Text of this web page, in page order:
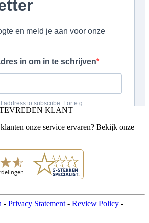
KLANT
onze service ervaren? Bekijk onze
- Privacy Statement - Review Policy -